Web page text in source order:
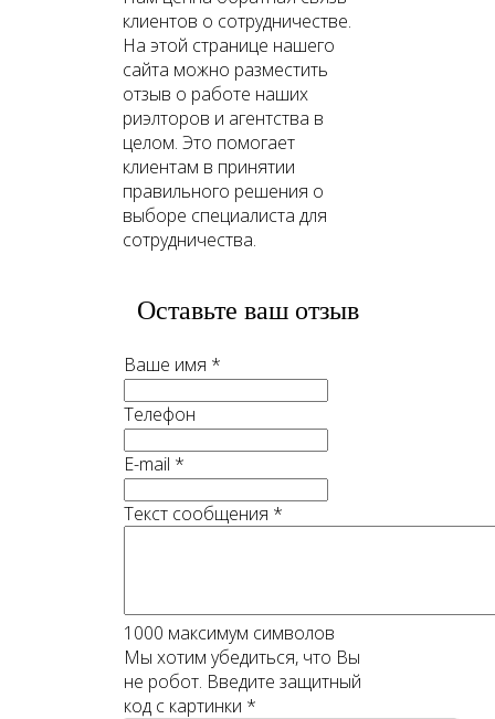
клиентов о сотрудничестве.
На этой странице нашего
сайта можно разместить
отзыв о работе наших
риэлторов и агентства в
целом. Это помогает
клиентам в принятии
правильного решения о
выборе специалиста для
сотрудничества.
Оставьте ваш отзыв
Ваше имя *
Телефон
E-mail *
Текст сообщения *
1000 максимум символов
Мы хотим убедиться, что Вы
не робот. Введите защитный
код с картинки *